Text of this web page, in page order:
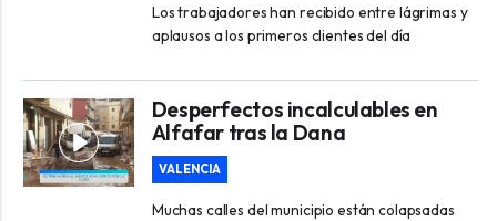
Los trabajadores han recibido entre lágrimas y
aplausos a los primeros clientes del día
Desperfectos incalculables en
Alfafar tras la Dana
VALENCIA
Muchas calles del municipio están colapsadas